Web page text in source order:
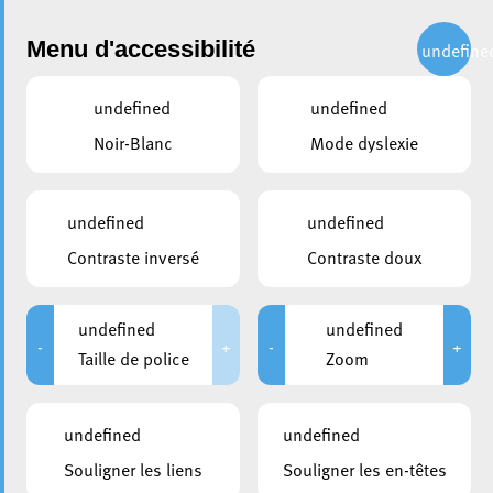
Administration
Présentation et lancement
d’une campagne d’enquête
14 avril 2021
Menu d'accessibilité
undefined
Noir-Blanc
undefined
Mode dyslexie
undefined
Contraste inversé
undefined
Contraste doux
-
undefined
Taille de police
+ -
undefined
Zoom
+
undefined
Souligner les liens
undefined
Souligner les en-têtes